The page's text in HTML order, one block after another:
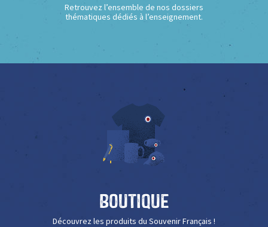
Retrouvez l’ensemble de nos dossiers
thématiques dédiés à l’enseignement.
Boutique
Découvrez les produits du Souvenir Français !